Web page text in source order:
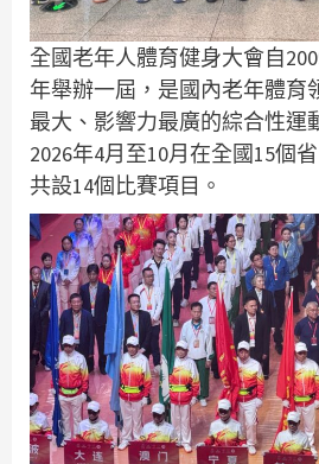
全國老年人體育健身大會自
年舉辦一屆，是國內老年體育
最大、影響力最廣的綜合性運
2026年4月至10月在全國15個
共設14個比賽項目。